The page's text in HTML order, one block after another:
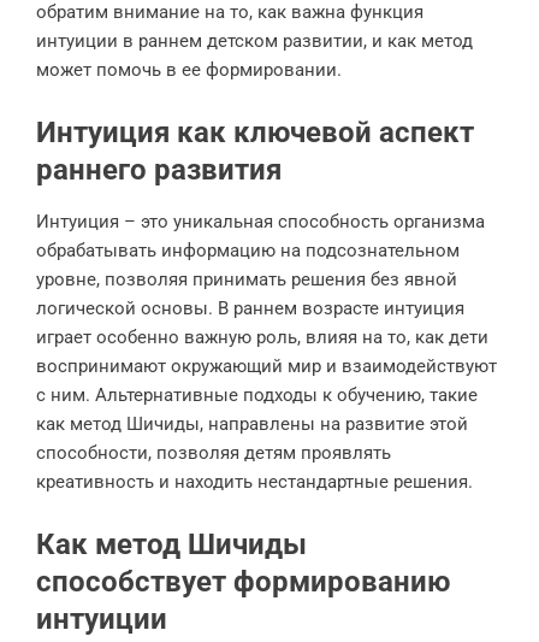
обратим внимание на то, как важна функция
интуиции в раннем детском развитии, и как метод
может помочь в ее формировании.
Интуиция как ключевой аспект
раннего развития
Интуиция – это уникальная способность организма
обрабатывать информацию на подсознательном
уровне, позволяя принимать решения без явной
логической основы. В раннем возрасте интуиция
играет особенно важную роль, влияя на то, как дети
воспринимают окружающий мир и взаимодействуют
с ним. Альтернативные подходы к обучению, такие
как метод Шичиды, направлены на развитие этой
способности, позволяя детям проявлять
креативность и находить нестандартные решения.
Как метод Шичиды
способствует формированию
интуиции